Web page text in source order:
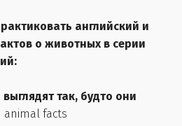
английский и
о животных в серии
выглядят так, будто они